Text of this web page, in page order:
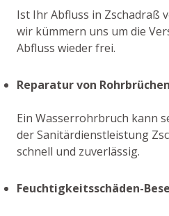
Ist Ihr Abfluss in Zschadraß
wir kümmern uns um die
Abfluss wieder frei.
Reparatur von
Ein Wasserrohrbruch kann
der Sanitärdienstleistung
schnell und zuverlässig.
Feuchtigkeitsschäden-